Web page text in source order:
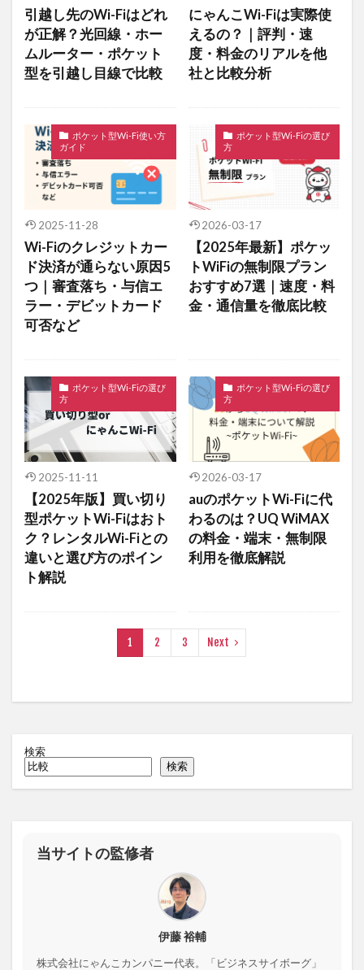
引越し先のWi-Fiはどれ
が正解？光回線・ホー
ムルーター・ポケット
型を引越し目線で比較
にゃんこWi-Fiは実際使
えるの？｜評判・速
度・料金のリアルを他
社と比較分析
ポケット型Wi-Fi使い方
ガイド
2025-11-28
Wi-Fiのクレジットカー
ド決済が通らない原因5
つ｜審査落ち・与信エ
ラー・デビットカード
可否など
ポケット型Wi-Fiの選び
方
2026-03-17
【2025年最新】ポケッ
トWiFiの無制限プラン
おすすめ7選｜速度・料
金・通信量を徹底比較
ポケット型Wi-Fiの選び
方
2025-11-11
【2025年版】買い切り
型ポケットWi-Fiはおト
ク？レンタルWi-Fiとの
違いと選び方のポイン
ト解説
ポケット型Wi-Fiの選び
方
2026-03-17
auのポケットWi-Fiに代
わるのは？UQ WiMAX
の料金・端末・無制限
利用を徹底解説
1 2 3 Next
検索
検索
当サイトの監修者
伊藤 裕輔
株式会社にゃんこカンパニー代表。「ビジネスサイボーグ」